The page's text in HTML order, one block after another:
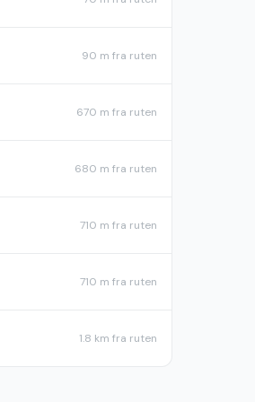
90 m fra ruten
670 m fra ruten
680 m fra ruten
710 m fra ruten
710 m fra ruten
1.8 km fra ruten